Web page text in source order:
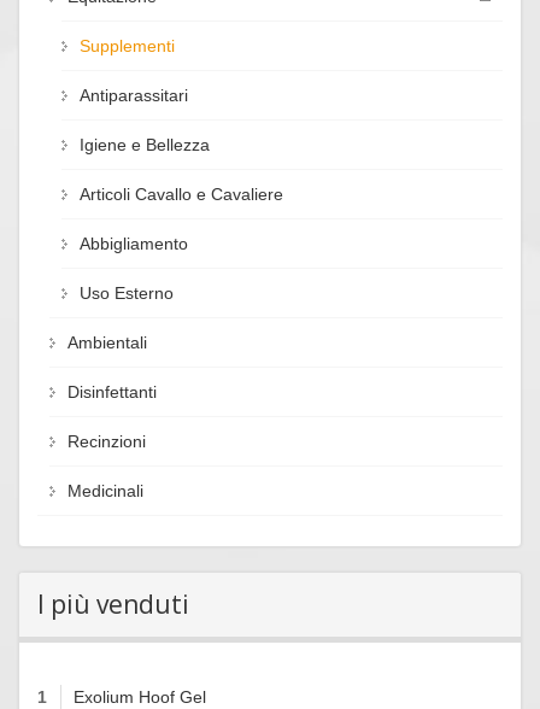
Supplementi
Antiparassitari
Igiene e Bellezza
Articoli Cavallo e Cavaliere
Abbigliamento
Uso Esterno
Ambientali
Disinfettanti
Recinzioni
Medicinali
I più venduti
1 Exolium Hoof Gel